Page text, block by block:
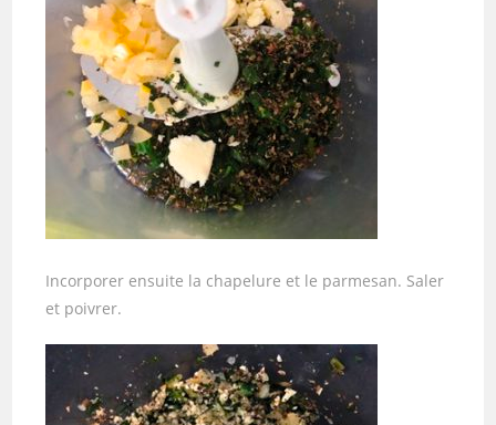
Incorporer ensuite la chapelure et le parmesan. Saler
et poivrer.